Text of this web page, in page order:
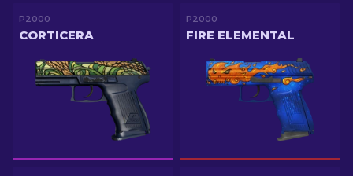
P2000
CORTICERA
P2000
FIRE ELEMENTAL